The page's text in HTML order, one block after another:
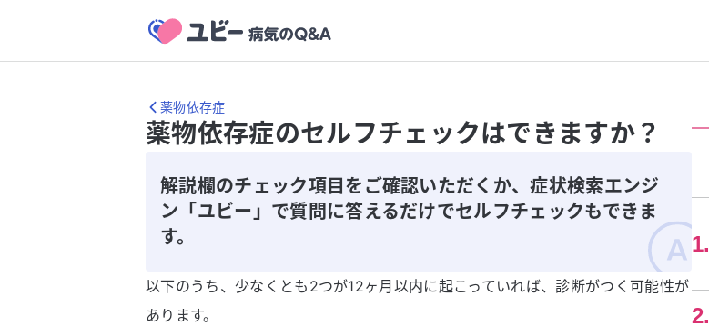
薬物依存症
薬物依存症のセルフチェックはできますか？
解説欄のチェック項目をご確認いただくか、症状検索エンジ
ン「ユビー」で質問に答えるだけでセルフチェックもできま
す。
以下のうち、少なくとも2つが12ヶ月以内に起こっていれば、診断がつく可能性が
あります。
1.
2.